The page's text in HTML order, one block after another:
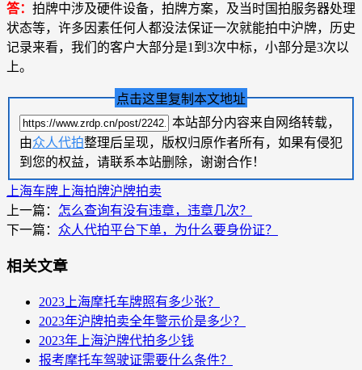
答： 拍牌中涉及硬件设备，拍牌方案，及当时国拍服务器处理
状态等，许多因素任何人都没法保证一次就能拍中沪牌，历史
记录来看，我们的客户大部分是1到3次中标，小部分是3次以
上。
点击这里复制本文地址
本站部分内容来自网络转载，
由众人代拍整理后呈现，版权归原作者所有，如果有侵犯
到您的权益，请联系本站删除，谢谢合作！
上海车牌上海拍牌沪牌拍卖
上一篇： 怎么查询有没有违章，违章几次？
下一篇： 众人代拍平台下单，为什么要身份证？
相关文章
2023上海摩托车牌照有多少张？
2023年沪牌拍卖全年警示价是多少？
2023年上海沪牌代拍多少钱
报考摩托车驾驶证需要什么条件？